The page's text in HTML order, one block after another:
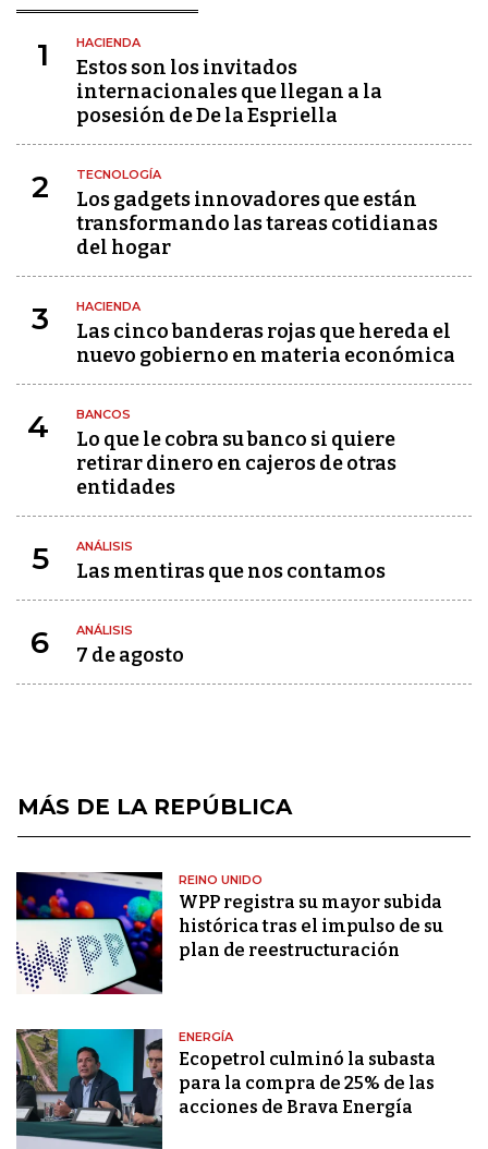
1 HACIENDA
Estos son los invitados
internacionales que llegan a la
posesión de De la Espriella
2 TECNOLOGÍA
Los gadgets innovadores que están
transformando las tareas cotidianas
del hogar
3 HACIENDA
Las cinco banderas rojas que hereda el
nuevo gobierno en materia económica
4 BANCOS
Lo que le cobra su banco si quiere
retirar dinero en cajeros de otras
entidades
5 ANÁLISIS
Las mentiras que nos contamos
6 ANÁLISIS
7 de agosto
MÁS DE LA REPÚBLICA
REINO UNIDO
WPP registra su mayor subida
histórica tras el impulso de su
plan de reestructuración
ENERGÍA
Ecopetrol culminó la subasta
para la compra de 25% de las
acciones de Brava Energía